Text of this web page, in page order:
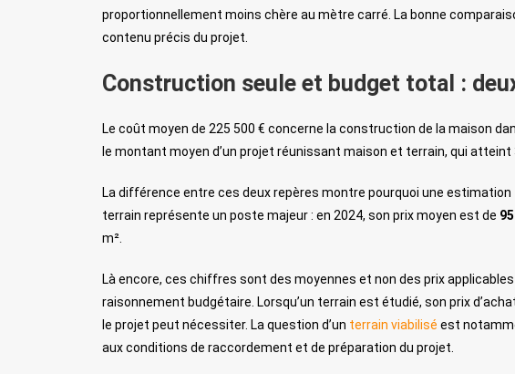
proportionnellement moins chère au mètre carré. La bonne
contenu précis du projet.
Construction seule et budget total :
Le coût moyen de 225 500 € concerne la construction de la maison
le montant moyen d’un projet réunissant maison et terrain, qui atteint
La différence entre ces deux repères montre pourquoi une
terrain représente un poste majeur : en 2024, son prix moyen est de
m².
Là encore, ces chiffres sont des moyennes et non des prix
raisonnement budgétaire. Lorsqu’un terrain est étudié, son prix
le projet peut nécessiter. La question d’un terrain viabilisé est
aux conditions de raccordement et de préparation du projet.